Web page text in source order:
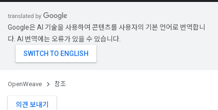
Google은 AI 기술을 사용하여 콘텐츠를 사용자의 기본 언어로 번역합니
다. AI 번역에는 오류가 있을 수 있습니다.
OpenWeave 참조
의견 보내기